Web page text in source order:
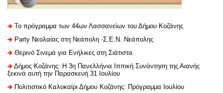
Το πρόγραμμα των 44ων Λασσανείων του Δήμου Κοζάνης
Party Νεολαίας στη Νεάπολη -Σ.Ε.Ν. Νεάπολης
Θερινό Σινεμά για Ενήλικες στη Σιάτιστα.
Δήμος Κοζάνης: Η 3η Πανελλήνια Ιππική Συνάντηση της Αιανής
ξεκινά αυτή την Παρασκευή 31 Ιουλίου
Πολιτιστικό Καλοκαίρι Δήμου Κοζάνης: Πρόγραμμα Ιουλίου